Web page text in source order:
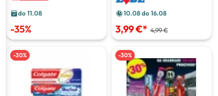
do 11.08
-35%
10.08 do 16.08
3,99 €* 4,99 €
-30% -30%